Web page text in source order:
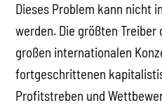
Dieses Problem kann nicht
werden. Die größten
großen internationalen
fortgeschrittenen
Profitstreben und